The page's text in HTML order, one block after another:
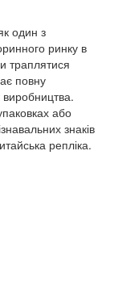
один з
ринку в
траплятися
повну
виробництва.
або
знаків
репліка.